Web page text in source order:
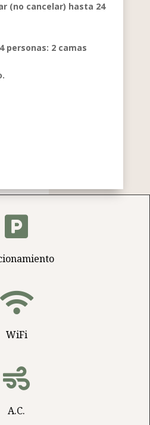
(no cancelar) hasta 24
personas: 2 camas


WiFi

A.C.